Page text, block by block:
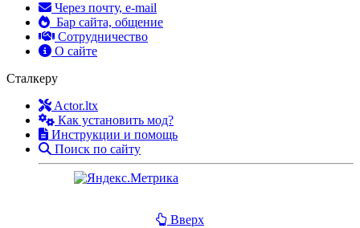
Через почту, e-mail
Бар сайта, общение
Сотрудничество
О сайте
Сталкеру
Actor.ltx
Как установить мод?
Инструкции и помощь
Поиск по сайту
Вверх